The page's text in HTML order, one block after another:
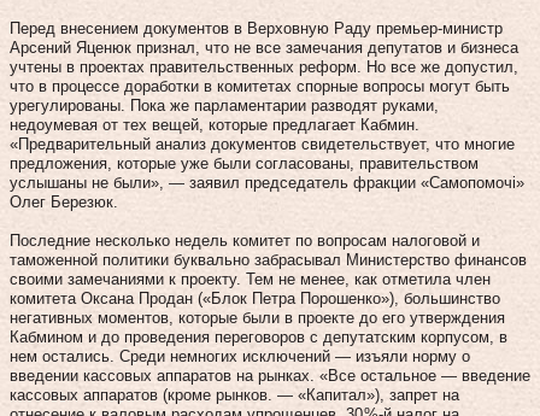
Перед внесением документов в Верхов­ную Раду премьер-министр
Арсений Яце­нюк признал, что не все замечания депутатов и бизнеса
учтены в проектах правительственных реформ. Но все же допустил,
что в процессе доработки в комитетах спорные вопросы могут быть
урегулированы. Пока же парламентарии разводят руками,
недоумевая от тех вещей, которые предлагает Кабмин.
«Предварительный анализ документов свидетельствует, что многие
предложения, которые уже были согласованы, правительством
услышаны не были», — заявил председатель фракции «Самопомочі»
Олег Березюк.
Последние несколько недель комитет по вопросам налоговой и
таможенной политики буквально забрасывал Министерство финансов
своими замечаниями к проекту. Тем не менее, как отметила член
комитета Оксана Продан («Блок Петра Порошенко»), большинство
негативных моментов, которые были в проекте до его утверждения
Кабмином и до проведения переговоров с депутатским корпусом, в
нем остались. Среди немногих исключений — изъяли норму о
введении кассовых аппаратов на рынках. «Все остальное — введение
кассовых аппаратов (кроме рынков. — «Капитал»), запрет на